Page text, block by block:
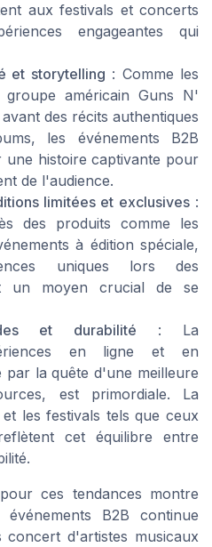
aux festivals et concerts
engageantes qui
et storytelling : Comme les
américain Guns N'
des récits authentiques
les événements B2B
histoire captivante pour
de l'audience.
limitées et exclusives:
des produits comme les
à édition spéciale,
uniques lors des
un moyen crucial de se
et durabilité : La
en ligne et en
par la quête d'une meilleure
est primordiale. La
les festivals tels que ceux
cet équilibre entre
ces tendances montre
B2B continue
d'artistes musicaux